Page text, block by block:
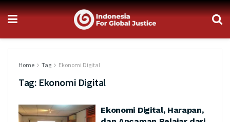
Home Tag Ekonomi Digital
Tag: Ekonomi Digital
Ekonomi Digital, Harapan,